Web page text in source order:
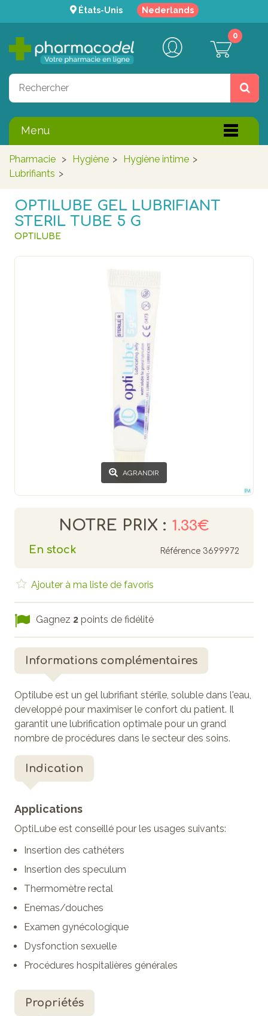
États-Unis Nederlands
0
Menu
Pharmacie > Hygiène > Hygiène intime >
Lubrifiants >
OPTILUBE GEL LUBRIFIANT
STERIL TUBE 5 G
OPTILUBE
AGRANDIR
NOTRE PRIX : 1.33€
En stock Référence 3699972
Ajouter à ma liste de favoris
Gagnez 2 points de fidélité
Informations complémentaires
Optilube est un gel lubrifiant stérile, soluble dans l'eau,
developpé pour maximiser le confort du patient. Il
garantit une lubrification optimale pour un grand
nombre de procédures dans le secteur des soins.
Indication
Applications
OptiLube est conseillé pour les usages suivants:
Insertion des cathéters
Insertion des speculum
Thermomètre rectal
Enemas/douches
Examen gynécologique
Dysfonction sexuelle
Procédures hospitalières générales
Propriétés